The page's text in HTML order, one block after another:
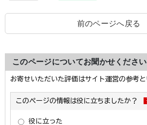
前のページへ戻る
このページについてお聞かせください